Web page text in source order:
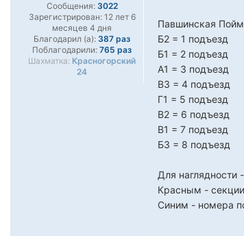
Сообщения: 3022
Зарегистрирован: 12 лет 6
месяцев 4 дня
Благодарил (а): 387 раз
Поблагодарили: 765 раз
Шахматка: Красногорский
24
Павшинская
Б2 = 1 подъезд
Б1 = 2 подъезд
А1 = 3 подъезд
В3 = 4 подъезд
Г1 = 5 подъезд
В2 = 6 подъезд
В1 = 7 подъезд
Б3 = 8 подъезд
Для наглядности
Красным -
Синим - номера